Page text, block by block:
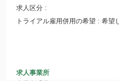
求人区分
トライアル雇用併用の希望
希望
求人事業所